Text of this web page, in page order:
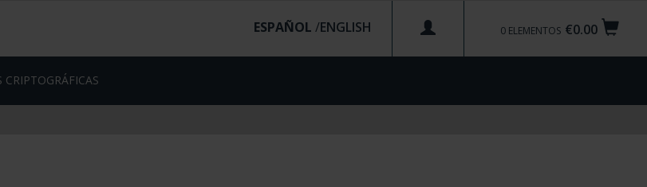
€0.00
0 ELEMENTOS
ESPAÑOL /
CRIPTOGRÁFICAS